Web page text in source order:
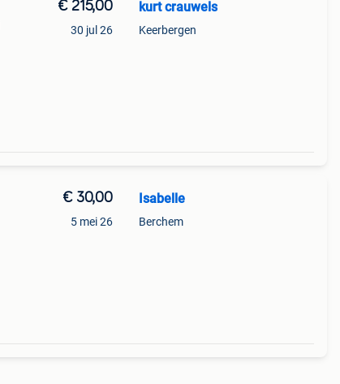
€ 215,00
30 jul 26
kurt crauwels
Keerbergen
€ 30,00
5 mei 26
Isabelle
Berchem